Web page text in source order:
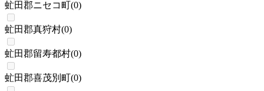
虻田郡ニセコ町(0)
虻田郡真狩村(0)
虻田郡留寿都村(0)
虻田郡喜茂別町(0)